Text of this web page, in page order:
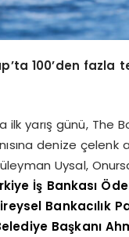
100’den
yarış günü, The
denize çelenk
Uysal,
İş Bankası
Başkanı